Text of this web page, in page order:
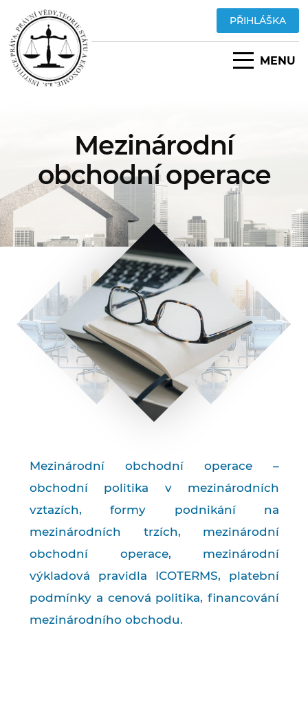
PŘIHLÁŠKA
MENU
Mezinárodní
obchodní operace
Mezinárodní obchodní operace –
obchodní politika v mezinárodních
vztazích, formy podnikání na
mezinárodních trzích, mezinárodní
obchodní operace, mezinárodní
výkladová pravidla ICOTERMS, platební
podmínky a cenová politika, financování
mezinárodního obchodu.